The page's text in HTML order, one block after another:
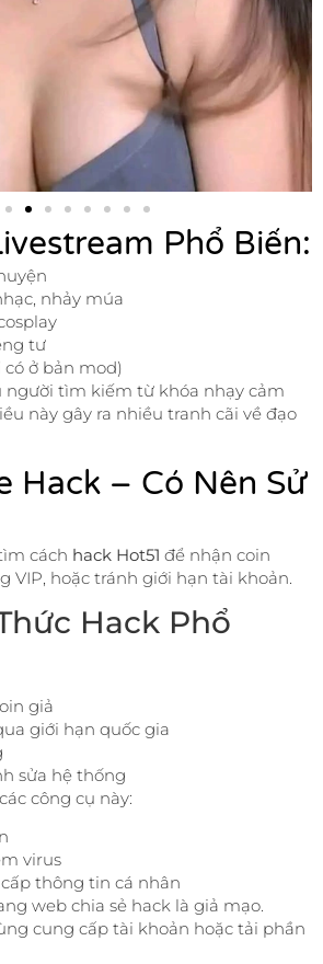
Phổ Biến:
nhảy múa
tư
ở bản mod)
người tìm kiếm từ khóa nhạy cảm
này gây ra nhiều tranh cãi về đạo
Hack – Có Nên Sử
cách hack Hot51 để nhận coin
VIP, hoặc tránh giới hạn tài khoản.
Hack Phổ
giả
giới hạn quốc gia
sửa hệ thống
công cụ này:
virus
thông tin cá nhân
web chia sẻ hack là giả mạo.
cung cấp tài khoản hoặc tải phần